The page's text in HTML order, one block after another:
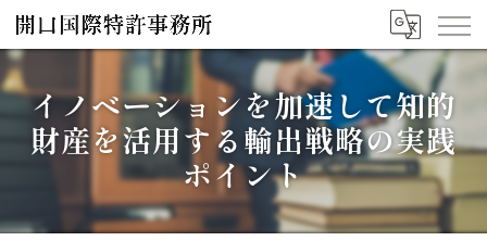
イノベーションを加速して知的
財産を活用する輸出戦略の実践
ポイント